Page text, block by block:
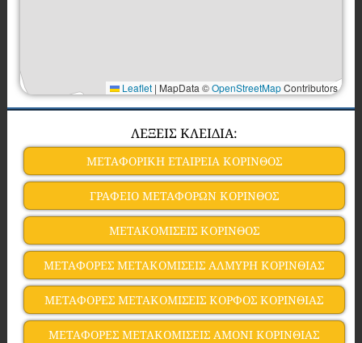
Leaflet | MapData ©OpenStreetMapContributors
ΛΕΞΕΙΣ ΚΛΕΙΔΙΑ:
ΜΕΤΑΦΟΡΙΚΗ ΕΤΑΙΡΕΙΑ ΚΟΡΙΝΘΟΣ
ΓΡΑΦΕΙΟ ΜΕΤΑΦΟΡΩΝ ΚΟΡΙΝΘΟΣ
ΜΕΤΑΚΟΜΙΣΕΙΣ ΚΟΡΙΝΘΟΣ
ΜΕΤΑΦΟΡΕΣ ΜΕΤΑΚΟΜΙΣΕΙΣ ΑΛΜΥΡΗ ΚΟΡΙΝΘΙΑΣ
ΜΕΤΑΦΟΡΕΣ ΜΕΤΑΚΟΜΙΣΕΙΣ ΚΟΡΦΟΣ ΚΟΡΙΝΘΙΑΣ
ΜΕΤΑΦΟΡΕΣ ΜΕΤΑΚΟΜΙΣΕΙΣ ΑΜΟΝΙ ΚΟΡΙΝΘΙΑΣ